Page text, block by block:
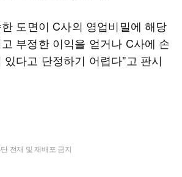
도면이 C사의 영업비밀에 해당
부정한 이익을 얻거나 C사에 손
다고 단정하기 어렵다"고 판시
전재 및 재배포 금지